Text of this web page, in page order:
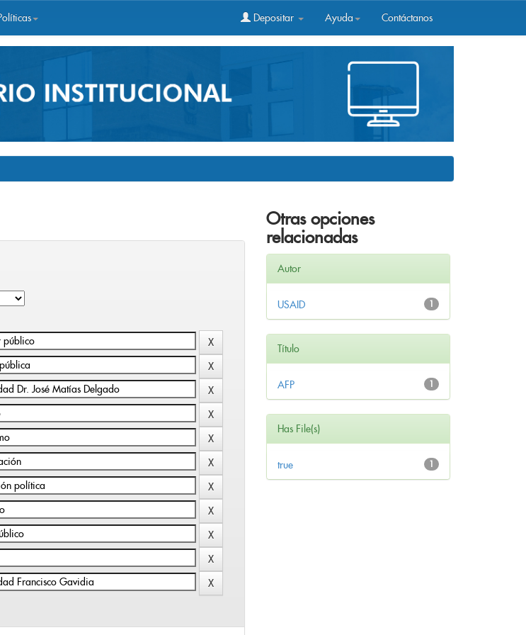
Depositar Ayuda Contáctanos
Otras opciones
relacionadas
Autor
1
USAID
Título
1
AFP
Has File(s)
1
true